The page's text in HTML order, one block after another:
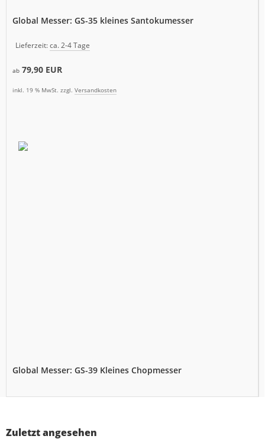
Global Messer: GS-35 kleines Santokumesser
Lieferzeit:ca. 2-4 Tage
ab 79,90 EUR
inkl. 19 % MwSt. zzgl. Versandkosten
Global Messer: GS-39 Kleines Chopmesser
Zuletzt angesehen